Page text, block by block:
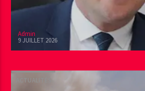
Admin
9 JUILLET 2026
ACTUALITÉS